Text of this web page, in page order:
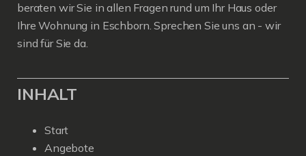
beraten wir Sie in allen Fragen rund um Ihr Haus oder
Ihre Wohnung in Eschborn. Sprechen Sie uns an - wir
sind für Sie da.
INHALT
Start
Angebote